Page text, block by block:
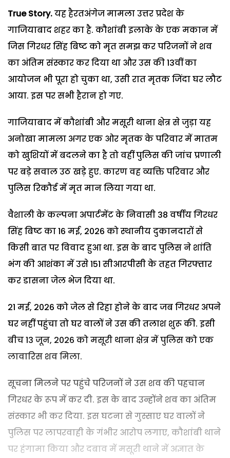
True Story.यह हैरतअंगेज मामला उत्तर प्रदेश के
गाजियाबाद शहर का है. कौशांबी इलाके के एक मकान में
जिस गिरधर सिंह बिष्ट को मृत समझ कर परिजनों ने शव
का अंतिम संस्कार कर दिया था और उस की 13वीं का
आयोजन भी पूरा हो चुका था, उसी रात मृतक जिंदा घर लौट
आया. इस पर सभी हैरान हो गए.
गाजियाबाद में कौशांबी और मसूरी थाना क्षेत्र से जुड़ा यह
अनोखा मामला अगर एक ओर मृतक के परिवार में मातम
को खुशियों में बदलने का है तो वहीं पुलिस की जांच प्रणाली
पर बड़े सवाल उठ खड़े हुए. कारण वह व्यक्ति परिवार और
पुलिस रिकौर्ड में मृत मान लिया गया था.
वैशाली के कल्पना अपार्टमेंट के निवासी 38 वर्षीय गिरधर
सिंह बिष्ट का 16 मई, 2026 को स्थानीय दुकानदारों से
किसी बात पर विवाद हुआ था. इस के बाद पुलिस ने शांति
भंग की आशंका में उसे 151 सीआरपीसी के तहत गिरफ्तार
कर डासना जेल भेज दिया था.
21 मई, 2026 को जेल से रिहा होने के बाद जब गिरधर अपने
घर नहीं पहुंचा तो घर वालों ने उस की तलाश शुरू की. इसी
बीच 13 जून, 2026 को मसूरी थाना क्षेत्र में पुलिस को एक
लावारिस शव मिला.
सूचना मिलने पर पहुंचे परिजनों ने उस शव की पहचान
गिरधर के रूप में कर दी. इस के बाद उन्होंने शव का अंतिम
संस्कार भी कर दिया. इस घटना से गुस्साए घर वालों ने
पुलिस पर लापरवाही के गंभीर आरोप लगाए, कौशांबी थाने
पर हंगामा किया और दबाव में मसूरी थाने में अज्ञात के